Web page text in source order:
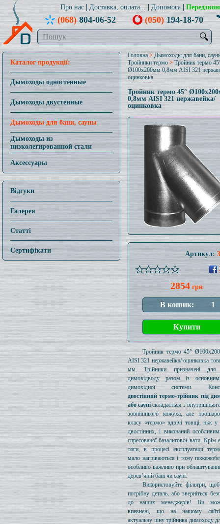
Про нас Доставка, оплата... Допомога
(068)804-06-52 (050)194-18-70
🔍
Каталог продукції:
Дымоходы одностенные
Дымоходы двустенные
Дымоходы для бани, сауны
Дымоходы из
низколегированной стали
Аксессуары
Відгуки
Галерея
Статті
Сертифікати
Головна > Дымоходы для бани,
Тройники термо>Тройник термо
Ø100x200мм 0,8мм AISI 321
оцинковка
Тройник термо 45°
0,8мм AISI 321 нержавейка/
оцинковка
Артикул:
2854 грн
Тройник термо 45°
AISI 321 нержавейка/ оцинковка
мм. Трійники призначені для
димовідводу разом із
димохідної системи.
двостінний термо-трійник під
або сауніскладається з
зовнішнього кожуха, але
класу «термо» вдвічі товщі, ніж у
двостінних, і виконаний
спресованої базальтової вати. Крім
тяги, в процесі експлуатації
мало нагріваються і тому
особливо важливо при
дерев’яній бані чи сауні.
Використовуйте фільтри, щоб
потрібну деталь, або зверніться
до наших менеджерів! Ви
впевнені, що на нашому
актуальну ціну трійника димоходу